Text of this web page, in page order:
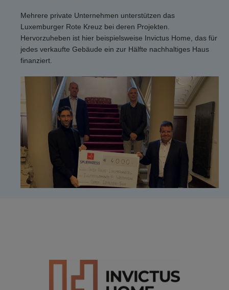
Mehrere private Unternehmen unterstützen das
Luxemburger Rote Kreuz bei deren Projekten.
Hervorzuheben ist hier beispielsweise Invictus Home, das für
jedes verkaufte Gebäude ein zur Hälfte nachhaltiges Haus
finanziert.